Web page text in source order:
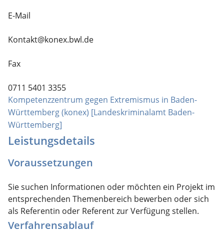
E-Mail
Kontakt@konex.bwl.de
Fax
0711 5401 3355
Kompetenzzentrum gegen Extremismus in Baden-
Württemberg (konex) [Landeskriminalamt Baden-
Württemberg]
Leistungsdetails
Voraussetzungen
Sie suchen Informationen oder möchten ein Projekt im
entsprechenden Themenbereich bewerben oder sich
als Referentin oder Referent zur Verfügung stellen.
Verfahrensablauf